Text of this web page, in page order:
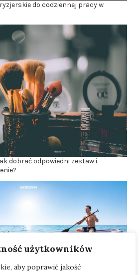
użytkowników
aby poprawić jakość
do codziennej pracy w
dobrać odpowiedni zestaw i